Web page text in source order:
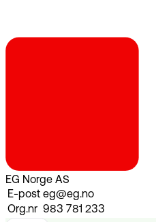
EG Norge AS
E-post eg@eg.no
Org.nr 983 781 233